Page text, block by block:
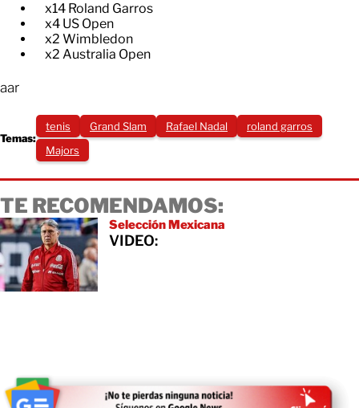
x14 Roland Garros
​x4 US Open​
x2 Wimbledon​
x2 Australia Open
aar
Temas:
tenis Grand Slam Rafael Nadal
roland garros
Majors
TE RECOMENDAMOS:
Selección Mexicana
VIDEO: